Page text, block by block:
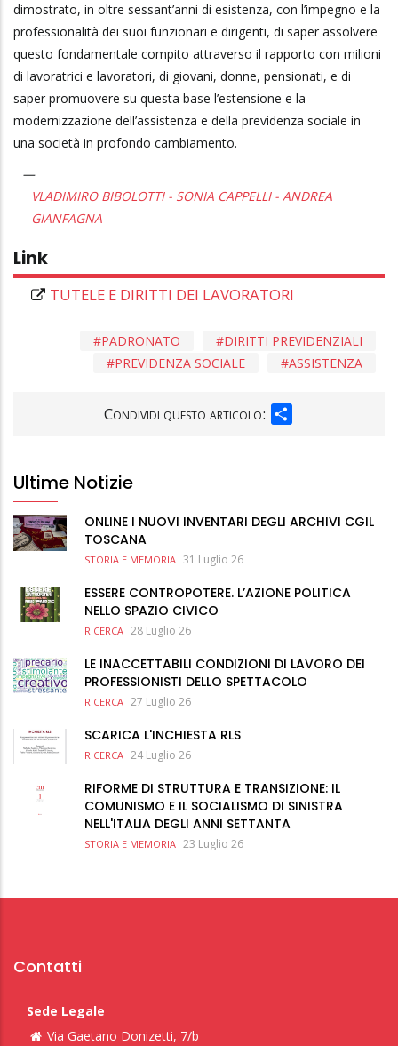
dimostrato, in oltre sessant’anni di esistenza, con l’impegno e la
professionalità dei suoi funzionari e dirigenti, di saper assolvere
questo fondamentale compito attraverso il rapporto con milioni
di lavoratrici e lavoratori, di giovani, donne, pensionati, e di
saper promuovere su questa base l’estensione e la
modernizzazione dell’assistenza e della previdenza sociale in
una società in profondo cambiamento.
VLADIMIRO BIBOLOTTI - SONIA CAPPELLI - ANDREA
GIANFAGNA
Link
TUTELE E DIRITTI DEI LAVORATORI
DIRITTI PREVIDENZIALI
PADRONATO
ASSISTENZA
PREVIDENZA SOCIALE
Condividi questo articolo:
Ultime Notizie
ONLINE I NUOVI INVENTARI DEGLI ARCHIVI CGIL
TOSCANA
STORIA E MEMORIA 31 Luglio 26
ESSERE CONTROPOTERE. L’AZIONE POLITICA
NELLO SPAZIO CIVICO
RICERCA 28 Luglio 26
LE INACCETTABILI CONDIZIONI DI LAVORO DEI
PROFESSIONISTI DELLO SPETTACOLO
RICERCA 27 Luglio 26
SCARICA L'INCHIESTA RLS
RICERCA 24 Luglio 26
RIFORME DI STRUTTURA E TRANSIZIONE: IL
COMUNISMO E IL SOCIALISMO DI SINISTRA
NELL'ITALIA DEGLI ANNI SETTANTA
STORIA E MEMORIA 23 Luglio 26
Contatti
Sede Legale
Via Gaetano Donizetti, 7/b